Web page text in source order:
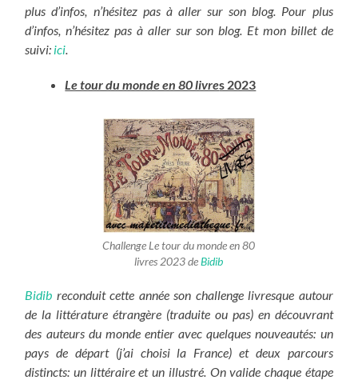
plus d’infos, n’hésitez pas à aller sur son blog. Pour plus
d’infos, n’hésitez pas à aller sur son blog. Et mon billet de
suivi: ici
Le tour du monde en 80 livres 2023
Challenge Le tour du monde en 80
livres 2023 deBidib
Bidib reconduit cette année son challenge livresque autour
de la littérature étrangère (traduite ou pas) en découvrant
des auteurs du monde entier avec quelques nouveautés: un
pays de départ (j’ai choisi la France) et deux parcours
distincts: un littéraire et un illustré. On valide chaque étape